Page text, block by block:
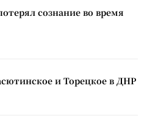
сознание во время
и Торецкое в ДНР